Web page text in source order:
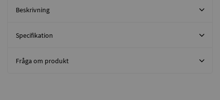
Beskrivning
Specifikation
Fråga om produkt